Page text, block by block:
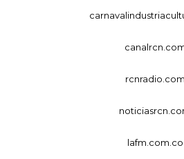
rcnradio.com
lafm.com.co